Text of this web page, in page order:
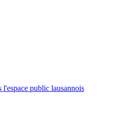
public lausannois